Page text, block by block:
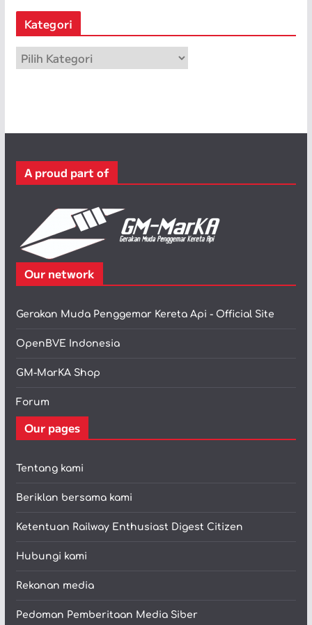
s
p
Kategori
a
r
A proud part of
Our network
Gerakan Muda Penggemar Kereta Api - Official Site
OpenBVE Indonesia
GM-MarKA Shop
Forum
Our pages
Tentang kami
Beriklan bersama kami
Ketentuan Railway Enthusiast Digest Citizen
Hubungi kami
Rekanan media
Pedoman Pemberitaan Media Siber